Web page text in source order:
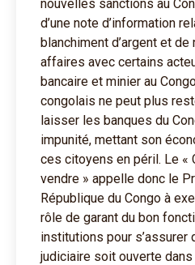
nouvelles sanctions au
d’une note d’information
blanchiment d’argent et
affaires avec certains
bancaire et minier au
congolais ne peut plus
laisser les banques du
impunité, mettant son
ces citoyens en péril. Le «
vendre » appelle donc le
République du Congo à
rôle de garant du bon
institutions pour s’assurer
judiciaire soit ouverte